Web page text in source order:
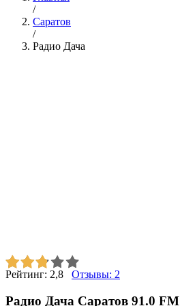
/
Саратов
/
Радио Дача
Рейтинг: 2,8 Отзывы: 2
Радио Дача Саратов 91.0 FM